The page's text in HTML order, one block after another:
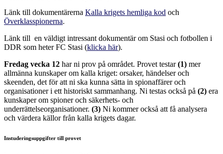
Länk till dokumentärerna Kalla krigets hemliga kod och
Överklasspionerna.
Länk till en väldigt intressant dokumentär om Stasi och fotbollen i
DDR som heter FC Stasi (klicka här).
Fredag vecka 12 har ni prov på området. Provet testar(1) mer
allmänna kunskaper om kalla kriget: orsaker, händelser och
skeenden, det för att ni ska kunna sätta in spionaffärer och
organisationer i ett historiskt sammanhang. Ni testas också på (2) era
kunskaper om spioner och säkerhets- och
underrättelseorganisationer. (3) Ni kommer också att få analysera
och värdera källor från kalla krigets dagar.
Instuderingsuppgifter till provet